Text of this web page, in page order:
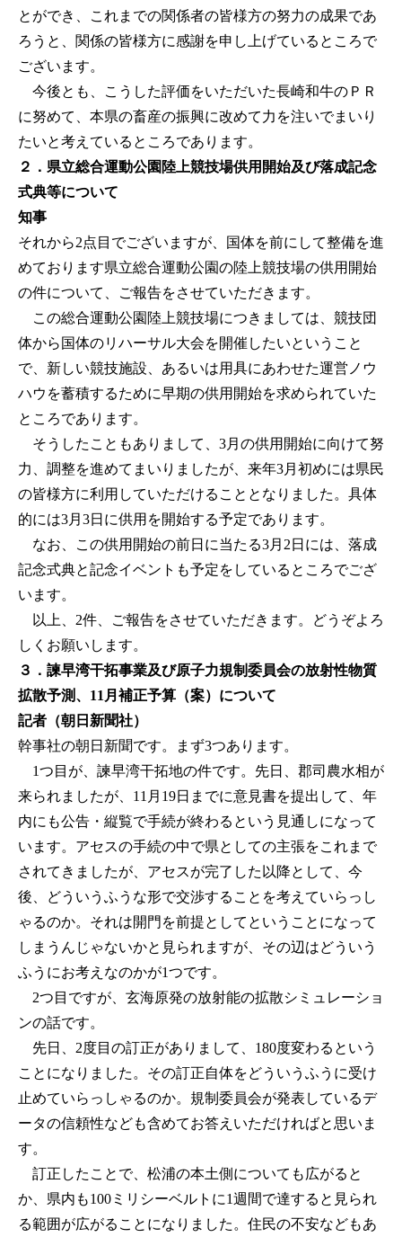
とができ、これまでの関係者の皆様方の努力の成果であ
ろうと、関係の皆様方に感謝を申し上げているところで
ございます。
今後とも、こうした評価をいただいた長崎和牛のＰＲ
に努めて、本県の畜産の振興に改めて力を注いでまいり
たいと考えているところであります。
２．県立総合運動公園陸上競技場供用開始及び落成記念
式典等について
知事
それから2点目でございますが、国体を前にして整備を進
めております県立総合運動公園の陸上競技場の供用開始
の件について、ご報告をさせていただきます。
この総合運動公園陸上競技場につきましては、競技団
体から国体のリハーサル大会を開催したいということ
で、新しい競技施設、あるいは用具にあわせた運営ノウ
ハウを蓄積するために早期の供用開始を求められていた
ところであります。
そうしたこともありまして、3月の供用開始に向けて努
力、調整を進めてまいりましたが、来年3月初めには県民
の皆様方に利用していただけることとなりました。具体
的には3月3日に供用を開始する予定であります。
なお、この供用開始の前日に当たる3月2日には、落成
記念式典と記念イベントも予定をしているところでござ
います。
以上、2件、ご報告をさせていただきます。どうぞよろ
しくお願いします。
３．諫早湾干拓事業及び原子力規制委員会の放射性物質
拡散予測、11月補正予算（案）について
記者（朝日新聞社）
幹事社の朝日新聞です。まず3つあります。
1つ目が、諫早湾干拓地の件です。先日、郡司農水相が
来られましたが、11月19日までに意見書を提出して、年
内にも公告・縦覧で手続が終わるという見通しになって
います。アセスの手続の中で県としての主張をこれまで
されてきましたが、アセスが完了した以降として、今
後、どういうふうな形で交渉することを考えていらっし
ゃるのか。それは開門を前提としてということになって
しまうんじゃないかと見られますが、その辺はどういう
ふうにお考えなのかが1つです。
2つ目ですが、玄海原発の放射能の拡散シミュレーショ
ンの話です。
先日、2度目の訂正がありまして、180度変わるという
ことになりました。その訂正自体をどういうふうに受け
止めていらっしゃるのか。規制委員会が発表しているデ
ータの信頼性なども含めてお答えいただければと思いま
す。
訂正したことで、松浦の本土側についても広がると
か、県内も100ミリシーベルトに1週間で達すると見られ
る範囲が広がることになりました。住民の不安などもあ